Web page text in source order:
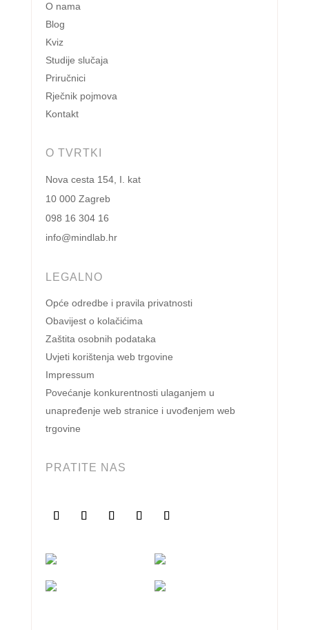
O nama
Blog
Kviz
Studije slučaja
Priručnici
Rječnik pojmova
Kontakt
O TVRTKI
Nova cesta 154, I. kat
10 000 Zagreb
098 16 304 16
info@mindlab.hr
LEGALNO
Opće odredbe i pravila privatnosti
Obavijest o kolačićima
Zaštita osobnih podataka
Uvjeti korištenja web trgovine
Impressum
Povećanje konkurentnosti ulaganjem u
unapređenje web stranice i uvođenjem web
trgovine
PRATITE NAS